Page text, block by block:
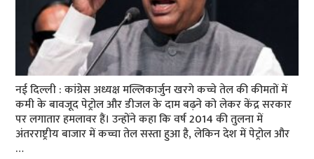
नई दिल्ली : कांग्रेस अध्यक्ष मल्लिकार्जुन खरगे कच्चे तेल की कीमतों में
कमी के बावजूद पेट्रोल और डीजल के दाम बढ़ने को लेकर केंद्र सरकार
पर लगातार हमलावर हैं। उन्होंने कहा कि वर्ष 2014 की तुलना में
अंतरराष्ट्रीय बाजार में कच्चा तेल सस्ता हुआ है, लेकिन देश में पेट्रोल और
…